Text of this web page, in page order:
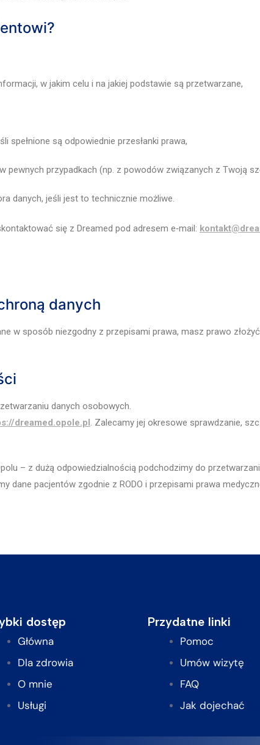
w jakim celu i na jakiej podstawie są przetwarzane,
spełnione są odpowiednie przesłanki prawa,
pewnych przypadkach (np. z powodów związanych z Twoją
danych, jeśli jest to technicznie możliwe.
się z Dreamed pod adresem e‑mail:
danych
w sposób niezgodny z przepisami prawa, masz prawo
danych osobowych.
dreamed.opole.pl. Zalecamy jej okresowe sprawdzanie,
– z dużą odpowiedzialnością podchodzimy do
dane pacjentów zgodnie z RODO i przepisami prawa
dostęp
Główna
Dla zdrowia
O mnie
Usługi
Przydatne linki
Pomoc
Umów wizytę
FAQ
Jak dojechać